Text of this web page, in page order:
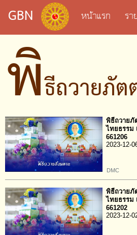
GBN หน้าแรก ร
พิธีถวายภั
พิธีถวายภั
ไทยธรรม
661206
2023-12-
DMC
พิธีถวายภั
ไทยธรรม
661202
2023-12-